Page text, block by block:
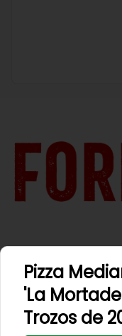
Zona de despacho
Términos y
Política de privacidad
Pizza
'La
Trozos de